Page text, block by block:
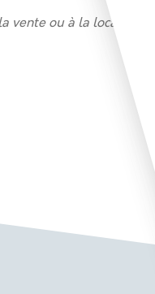
vente ou à la location.